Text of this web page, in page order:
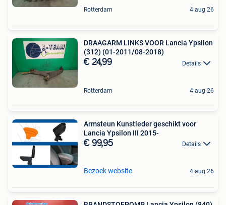
Rotterdam 4 aug 26
DRAAGARM LINKS VOOR Lancia Ypsilon
(312) (01-2011/08-2018)
€ 24,99 Details
Rotterdam 4 aug 26
Armsteun Kunstleder geschikt voor
Lancia Ypsilon III 2015-
€ 99,95 Details
Bezoek website 4 aug 26